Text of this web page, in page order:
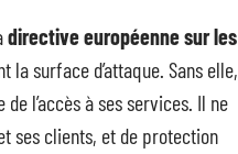
directive européenne sur les
surface d’attaque. Sans elle,
l’accès à ses services. Il ne
ses clients, et de protection